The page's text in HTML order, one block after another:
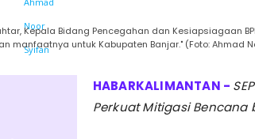
Kepala Bidang Pencegahan dan Kesiapsiagaan
dan manfaatnya untuk Kabupaten Banjar." (Foto:
Perkuat Mitigasi Bencana